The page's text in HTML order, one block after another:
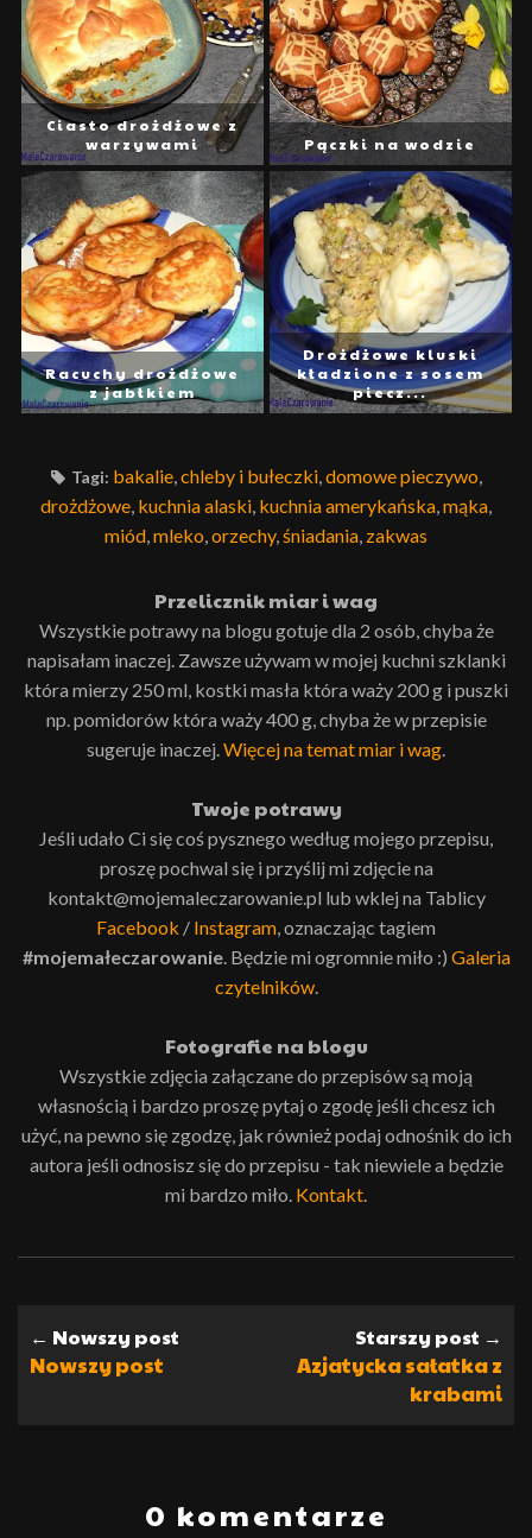
Ciasto drożdżowe z
warzywami
Pączki na wodzie
Racuchy drożdżowe
z jabłkiem
Drożdżowe kluski
kładzione z sosem
piecz...
Tagi: bakalie,chleby i bułeczki,domowe pieczywo,
drożdżowe, kuchnia alaski, kuchnia amerykańska,mąka,
miód,mleko,orzechy,śniadania, zakwas
Przelicznik miar i wag
Wszystkie potrawy na blogu gotuje dla 2 osób, chyba że
napisałam inaczej. Zawsze używam w mojej kuchni szklanki
która mierzy 250 ml, kostki masła która waży 200 g i puszki
np. pomidorów która waży 400 g, chyba że w przepisie
sugeruje inaczej.Więcej na temat miar i wag.
Twoje potrawy
Jeśli udało Ci się coś pysznego według mojego przepisu,
proszę pochwal się i przyślij mi zdjęcie na
kontakt@mojemaleczarowanie.pl lub wklej na Tablicy
Facebook / Instagram, oznaczając tagiem
#mojemałeczarowanie. Będzie mi ogromnie miło :) Galeria
czytelników.
Fotografie na blogu
Wszystkie zdjęcia załączane do przepisów są moją
własnością i bardzo proszę pytaj o zgodę jeśli chcesz ich
użyć, na pewno się zgodzę, jak również podaj odnośnik do ich
autora jeśli odnosisz się do przepisu - tak niewiele a będzie
mi bardzo miło. Kontakt.
← Nowszy post
Nowszy post
Starszy post →
Azjatycka sałatka z
krabami
0 komentarze